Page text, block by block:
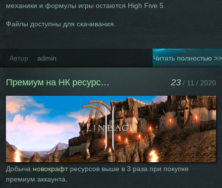
механики и формулы игры остаются High Five 5.
Файлы доступны для скачивания.
Автор: admin Читать полностью >>
Премиум на НК ресурсы х3 23 / 11 / 2020
Добыча новокрафтресурсов выше в 3 раза при покупке
премиум аккаунта.